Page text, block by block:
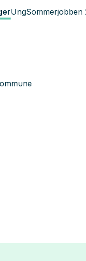
UngSommerjobben